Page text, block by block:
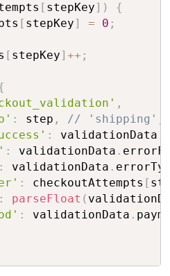
[ stepKey] )
{
[ stepKey] = 0 ;
[ stepKey] ++ ;
,
: step ,
// 'shipping',
: validationData
: validationData .
: validationData .
: checkoutAttempts [
: parseFloat (
: validationData .